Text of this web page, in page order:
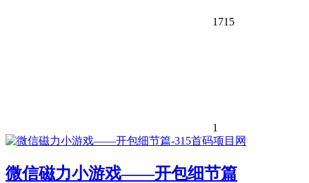
1715
1
微信磁力小游戏——开包细节篇